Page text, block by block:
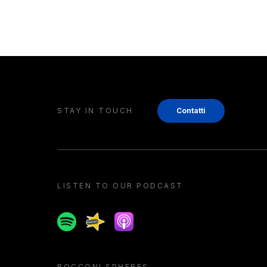
STAY IN TOUCH Contatti
LISTEN TO OUR PODCAST
SpotifySpreakerApple podcast